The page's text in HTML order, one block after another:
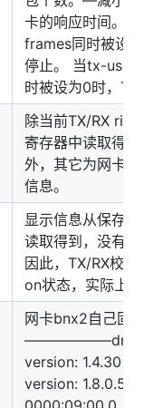
卡的响应时间。
frames同时被设
停止。 当tx-
时被设为0时，TX
除当前TX/RX
寄存器中读取得
外，其它为网卡
信息。
显示信息从保存
读取得到，没有
因此，TX/RX校
on状态，实际上
网卡bnx2自己固
version: 1.4.30
version: 1.8.0.5